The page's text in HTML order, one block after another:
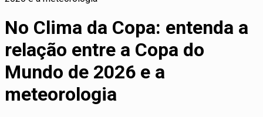
No Clima da Copa: entenda a
relação entre a Copa do
Mundo de 2026 e a
meteorologia